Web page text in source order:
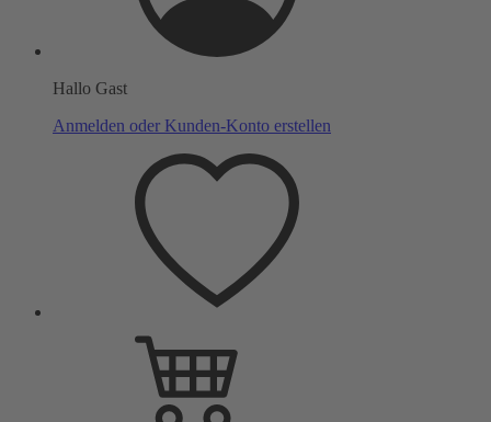
Hallo Gast
Anmelden oder Kunden-Konto erstellen